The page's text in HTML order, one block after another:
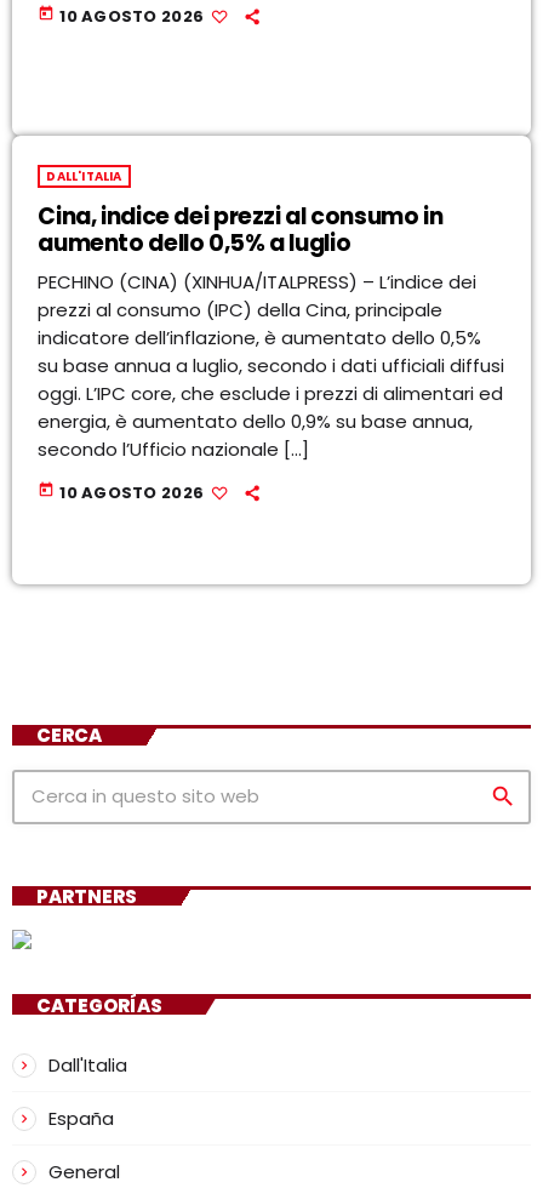
today 10 AGOSTO 2026
DALL'ITALIA
Cina, indice dei prezzi al consumo in
aumento dello 0,5% a luglio
PECHINO (CINA) (XINHUA/ITALPRESS) – L’indice dei
prezzi al consumo (IPC) della Cina, principale
indicatore dell’inflazione, è aumentato dello 0,5%
su base annua a luglio, secondo i dati ufficiali diffusi
oggi. L’IPC core, che esclude i prezzi di alimentari ed
energia, è aumentato dello 0,9% su base annua,
secondo l’Ufficio nazionale […]
today 10 AGOSTO 2026
CERCA
search
PARTNERS
CATEGORÍAS
Dall'Italia
España
General